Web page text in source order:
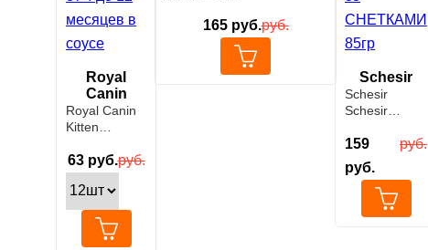
Royal
Canin
Royal Canin
Kitten
влажный
пауч корм
для котят от
4 до 12
месяцев в
соусе
63руб.руб.
165руб.руб.
Schesir
Schesir
Schesir
кошек ТУНЕЦ
в собств.соку
со
СНЕТКАМИ
159
руб.
руб.